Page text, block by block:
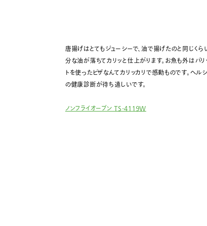
唐揚げはとてもジューシーで、油で揚げたのと同じく
分な油が落ちてカリッと仕上がります。お魚も外はパリ
トを使ったピザなんてカリッカリで感動ものです。ヘ
の健康診断が待ち遠しいです。
ノンフライオーブン TS-4119W